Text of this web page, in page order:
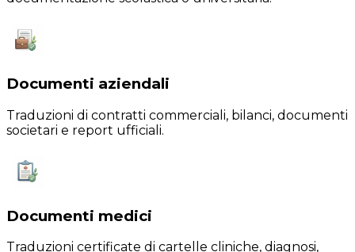
Documenti aziendali
Traduzioni di contratti commerciali, bilanci, documenti
societari e report ufficiali.
Documenti medici
Traduzioni certificate di cartelle cliniche, diagnosi,